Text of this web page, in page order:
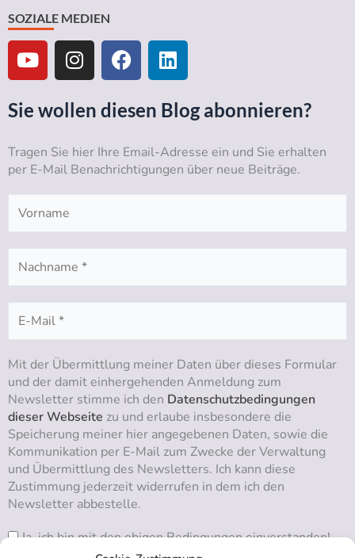
SOZIALE MEDIEN
Y
o
u
t
u
e
I
n
s
t
a
r
a
m
F
a
c
e
b
o
o
k
L
i
n
k
e
d
i
n
Sie wollen diesen Blog abonnieren?
Tragen Sie hier Ihre Email-Adresse ein und Sie erhalten
per E-Mail Benachrichtigungen über neue Beiträge.
Mit der Übermittlung meiner Daten über dieses Formular
und der damit einhergehenden Anmeldung zum
Newsletter stimme ich den Datenschutzbedingungen
dieser Webseite zu und erlaube insbesondere die
Speicherung meiner hier angegebenen Daten, sowie die
Kommunikation per E-Mail zum Zwecke der Verwaltung
und Übermittlung des Newsletters. Ich kann diese
Zustimmung jederzeit widerrufen in dem ich den
Newsletter abbestelle.
Ja, ich bin mit den obigen Bedingungen einverstanden!